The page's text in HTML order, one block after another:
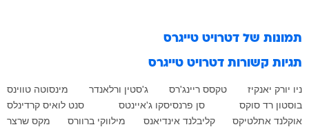
תמונות של דטרויט טייגרס
תגיות קשורות דטרויט טייגרס
ניו יורק יאנקיז טקסס ריינג'רס ג'סטין ורלאנדר
מינסוטה טווינס
בוסטון רד סוקס
סן פרנסיסקו ג'איינטס
סנט לואיס קרדינלס
אוקלנד אתלטיקס
קליבלנד אינדיאנס מילווקי ברוורס
מקס שרצר